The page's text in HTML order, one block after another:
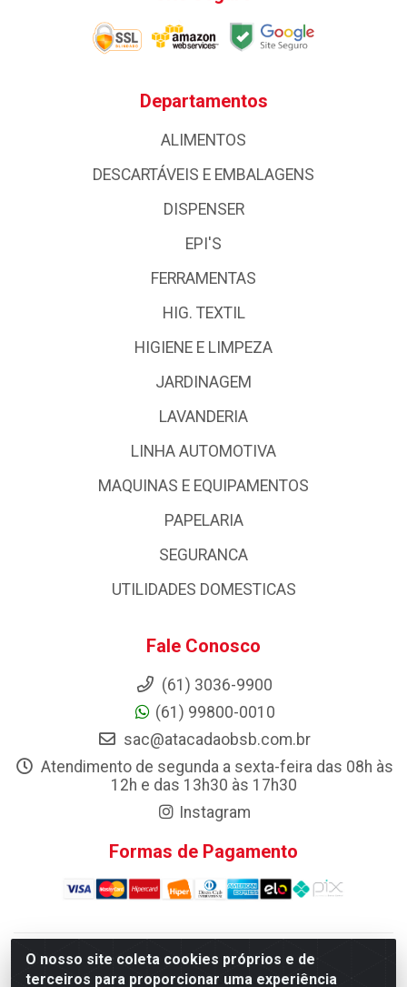
O nosso site coleta cookies próprios e de
terceiros para proporcionar uma experiência
Departamentos
ALIMENTOS
DESCARTÁVEIS E EMBALAGENS
DISPENSER
EPI'S
FERRAMENTAS
HIG. TEXTIL
HIGIENE E LIMPEZA
JARDINAGEM
LAVANDERIA
LINHA AUTOMOTIVA
MAQUINAS E EQUIPAMENTOS
PAPELARIA
SEGURANCA
UTILIDADES DOMESTICAS
Fale Conosco
(61) 3036-9900
(61) 99800-0010
sac@atacadaobsb.com.br
Atendimento de segunda a sexta-feira das 08h às
12h e das 13h30 às 17h30
Instagram
Formas de Pagamento
Atacadao da Limpeza F. Pereira Queiroz Comercio e
Distribuicao LTDA - Quadra Qi 10 Lotes 39 e, 41 - Setor